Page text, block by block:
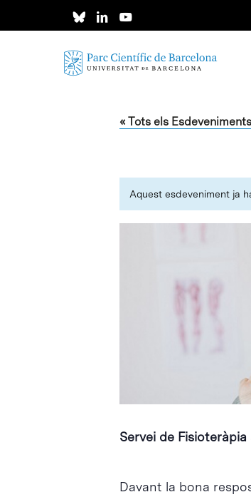
« Tots els Esdeveniments
Aquest esdeveniment ja
Servei de
Davant la bona